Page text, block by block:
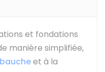
et fondations
manière simplifiée,
et à la